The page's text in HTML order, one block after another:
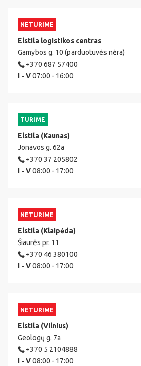
NETURIME
Elstila logistikos centras
Gamybos g. 10 (parduotuvės nėra)
+370 687 57400
I - V07:00 - 16:00
TURIME
Elstila (Kaunas)
Jonavos g. 62a
+370 37 205802
I - V08:00 - 17:00
NETURIME
Elstila (Klaipėda)
Šiaurės pr. 11
+370 46 380100
I - V08:00 - 17:00
NETURIME
Elstila (Vilnius)
Geologų g. 7a
+370 5 2104888
I - V08:00 - 17:00